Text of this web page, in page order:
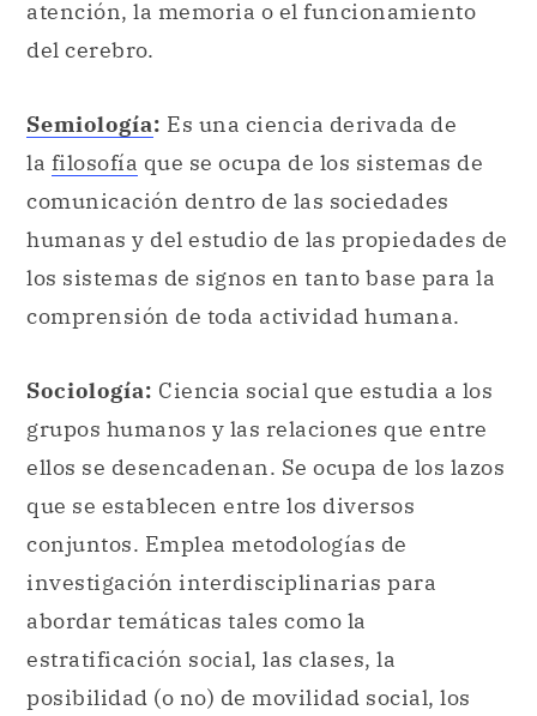
lafilosofíaque se ocupa de los sistemas de
comunicación dentro de las sociedades
los sistemas de signos en tanto base para la
comprensión de toda actividad humana.
Sociología:Ciencia social que estudia a los
grupos humanos y las relaciones que entre
ellos se desencadenan. Se ocupa de los lazos
conjuntos. Emplea metodologías de
investigación interdisciplinarias para
abordar temáticas tales como la
estratificación social, las clases, la
posibilidad (o no) de movilidad social, los
derechos, los géneros, etc.
Citar este artículo